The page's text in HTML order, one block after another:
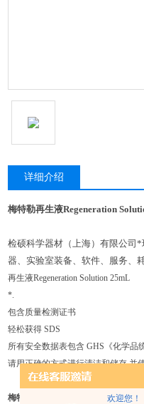
欢迎您！
详细介绍
梅特勒再生液Regeneration
检硕科学器材（上海）有限公司
器、实验室装备、软件、服务、
再生液Regeneration Solution 25mL
*.
包含质量检测证书
轻松获得 SDS
所有安全数据表包含 GHS《化学品
请用正确的方式进行清洁和储存,并
梅特勒再生液Regeneration Solution